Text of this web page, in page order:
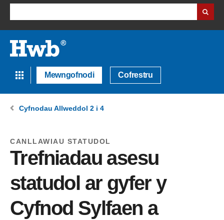
Mewngofnodi Cofrestru
Cyfnodau Allweddol 2 i 4
CANLLAWIAU STATUDOL
Trefniadau asesu
statudol ar gyfer y
Cyfnod Sylfaen a